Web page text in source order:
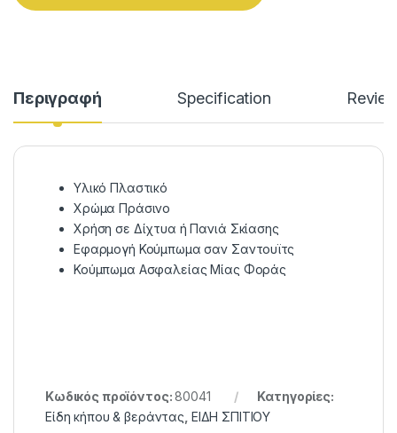
Περιγραφή Specification
Υλικό Πλαστικό
Χρώμα Πράσινο
Χρήση σε Δίχτυα ή Πανιά Σκίασης
Εφαρμογή Κούμπωμα σαν Σαντουϊτς
Κούμπωμα Ασφαλείας Μίας Φοράς
Κωδικός προϊόντος:80041
Κατηγορίες:
Είδη κήπου & βεράντας ΕΙΔΗ ΣΠΙΤΙΟΥ